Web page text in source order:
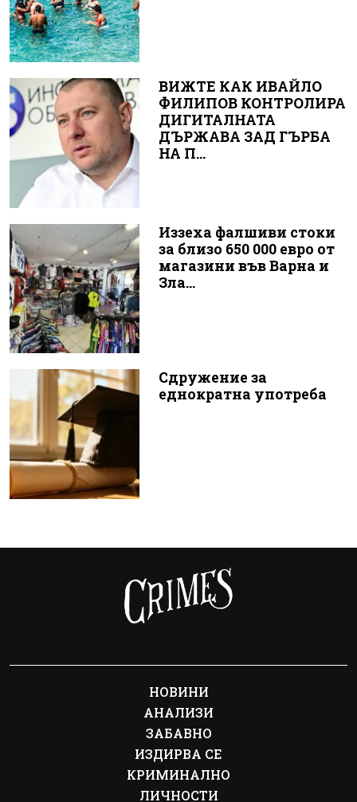
ВИЖТЕ КАК ИВАЙЛО
ФИЛИПОВ КОНТРОЛИРА
ДИГИТАЛНАТА
ДЪРЖАВА ЗАД ГЪРБА
НА П...
Иззеха фалшиви стоки
за близо 650 000 евро от
магазини във Варна и
Зла...
Сдружение за
еднократна употреба
НОВИНИ
АНАЛИЗИ
ЗАБАВНО
ИЗДИРВА СЕ
КРИМИНАЛНО
ЛИЧНОСТИ